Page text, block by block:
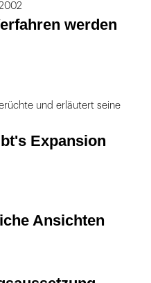
werden
und erläutert seine
Expansion
Ansichten